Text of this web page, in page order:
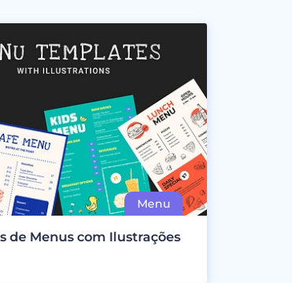
de Menus com Ilustrações